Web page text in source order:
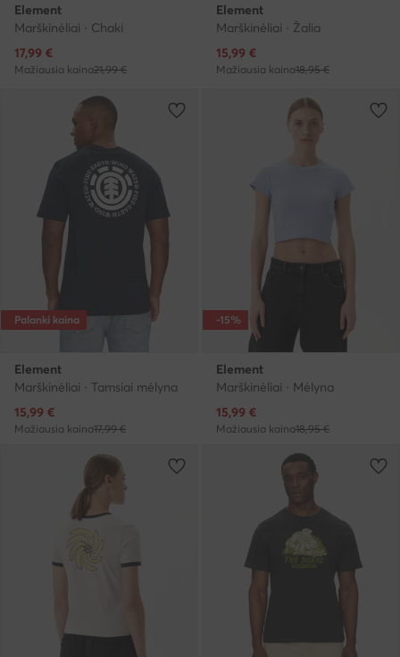
Element
Marškinėliai · Chaki
Dabartinė kaina
17,99 €
Mažiausia kaina21,99 €
Element
Marškinėliai · Žalia
Dabartinė kaina
15,99 €
Mažiausia kaina18,95 €
Palanki kaina
Element
Marškinėliai · Tamsiai mėlyna
Dabartinė kaina
15,99 €
Mažiausia kaina17,99 €
-15%
Element
Marškinėliai · Mėlyna
Dabartinė kaina
15,99 €
Mažiausia kaina18,95 €